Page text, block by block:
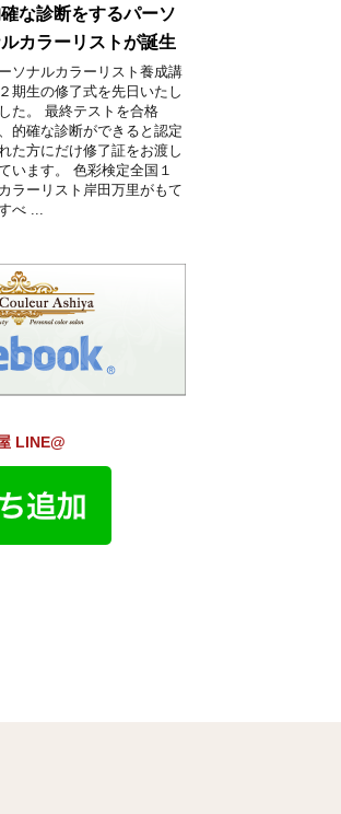
な診断をするパーソ
カラーリストが誕生
ソナルカラーリスト養成講
期生の修了式を先日いたし
た。 最終テストを合格
的確な診断ができると認定
た方にだけ修了証をお渡し
います。 色彩検定全国１
ラーリスト岸田万里がもて
べ ...
LINE@